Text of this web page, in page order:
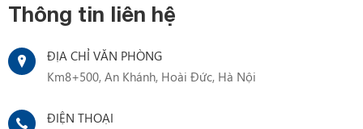
Thông tin liên hệ
ĐỊA CHỈ VĂN PHÒNG
Km8+500, An Khánh, Hoài Đức, Hà Nội
ĐIỆN THOẠI